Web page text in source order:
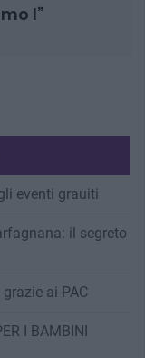
I”
eventi grauiti
il segreto
ai PAC
I BAMBINI